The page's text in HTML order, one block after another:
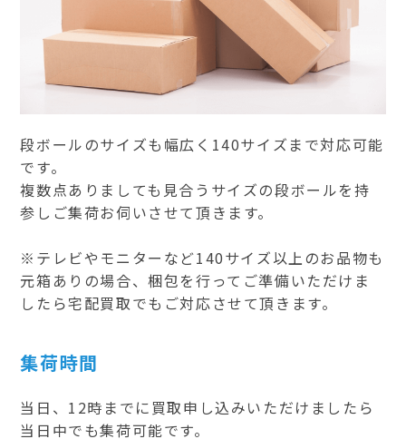
段ボールのサイズも幅広く140サイズまで対応可能
です。
複数点ありましても見合うサイズの段ボールを持
参しご集荷お伺いさせて頂きます。
※テレビやモニターなど140サイズ以上のお品物も
元箱ありの場合、梱包を行ってご準備いただけま
したら宅配買取でもご対応させて頂きます。
集荷時間
当日、12時までに買取申し込みいただけましたら
当日中でも集荷可能です。